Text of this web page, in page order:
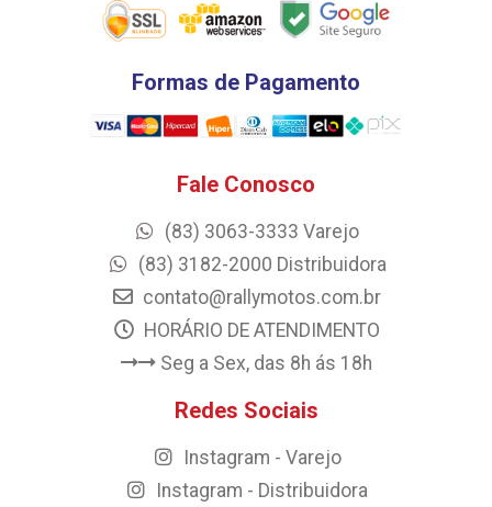
Formas de Pagamento
Fale Conosco
(83) 3063-3333 Varejo
(83) 3182-2000 Distribuidora
contato@rallymotos.com.br
HORÁRIO DE ATENDIMENTO
Seg a Sex, das 8h ás 18h
Redes Sociais
Instagram - Varejo
Instagram - Distribuidora